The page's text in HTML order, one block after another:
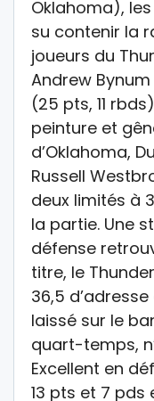
Oklahoma),
su contenir la
joueurs du
Andrew Bynum
(25 pts, 11
peinture et
d’Oklahoma,
Russell
deux limités à
la partie. Une
défense
titre, le
36,5
laissé sur le
quart-temps,
Excellent en
13 pts et 7 pds